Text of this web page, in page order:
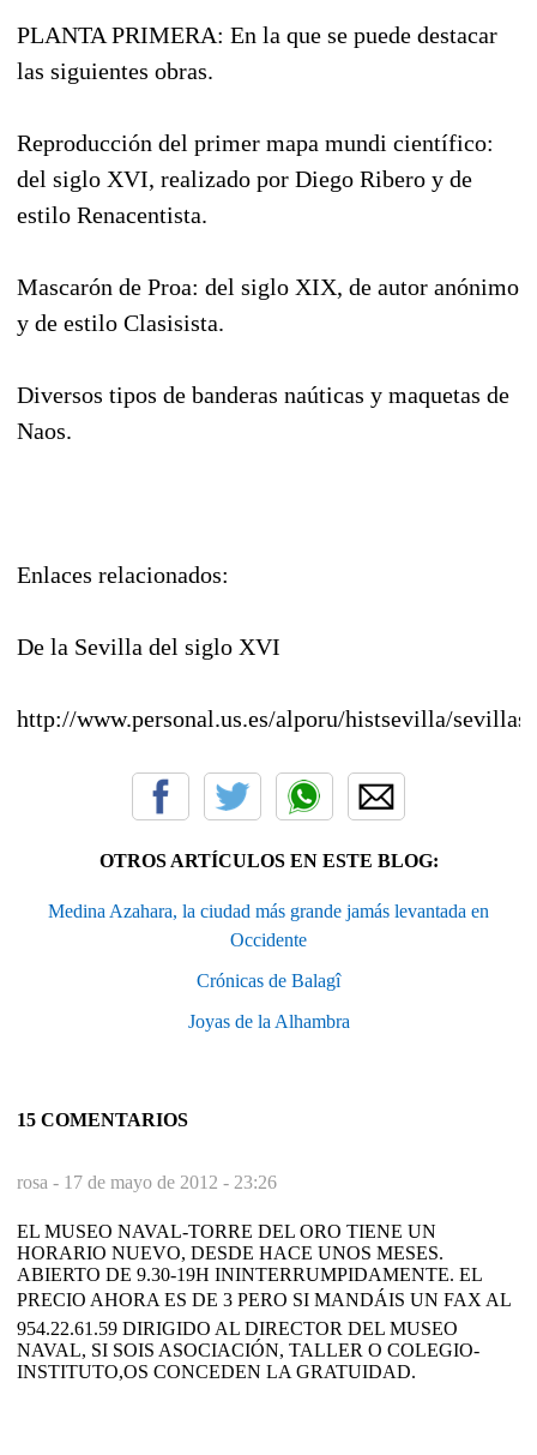
PLANTA PRIMERA: En la que se puede destacar
las siguientes obras.
Reproducción del primer mapa mundi científico:
del siglo XVI, realizado por Diego Ribero y de
estilo Renacentista.
Mascarón de Proa: del siglo XIX, de autor anónimo
y de estilo Clasisista.
Diversos tipos de banderas naúticas y maquetas de
Naos.
Enlaces relacionados:
De la Sevilla del siglo XVI
http://www.personal.us.es/alporu/histsevilla/
OTROS ARTÍCULOS EN ESTE BLOG:
Medina Azahara, la ciudad más grande jamás levantada en
Occidente
Crónicas de Balagî
Joyas de la Alhambra
15 COMENTARIOS
rosa - 17 de mayo de 2012 - 23:26
EL MUSEO NAVAL-TORRE DEL ORO TIENE UN
HORARIO NUEVO, DESDE HACE UNOS MESES.
ABIERTO DE 9.30-19H ININTERRUMPIDAMENTE. EL
PRECIO AHORA ES DE 3 PERO SI MANDÁIS UN FAX AL
954.22.61.59 DIRIGIDO AL DIRECTOR DEL MUSEO
NAVAL, SI SOIS ASOCIACIÓN, TALLER O COLEGIO-
INSTITUTO,OS CONCEDEN LA GRATUIDAD.